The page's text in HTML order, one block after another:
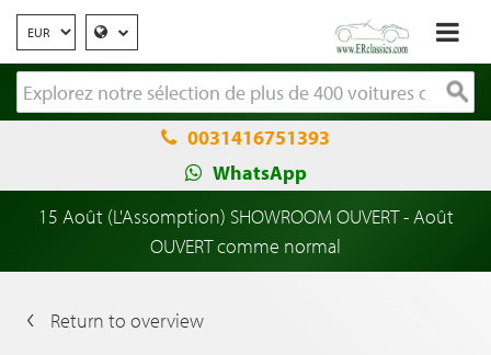
0031416751393
WhatsApp
15 Août (L'Assomption) SHOWROOM OUVERT - Août
OUVERT comme normal
Return to overview